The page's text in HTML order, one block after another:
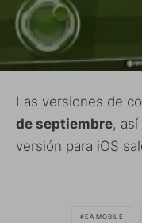
Las versiones de
de septiembre,
versión para iOS
EA MOBILE